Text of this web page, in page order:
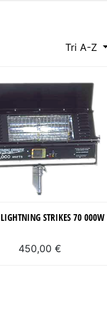
Tri A-Z
STRIKES 70 000W
450,00 €